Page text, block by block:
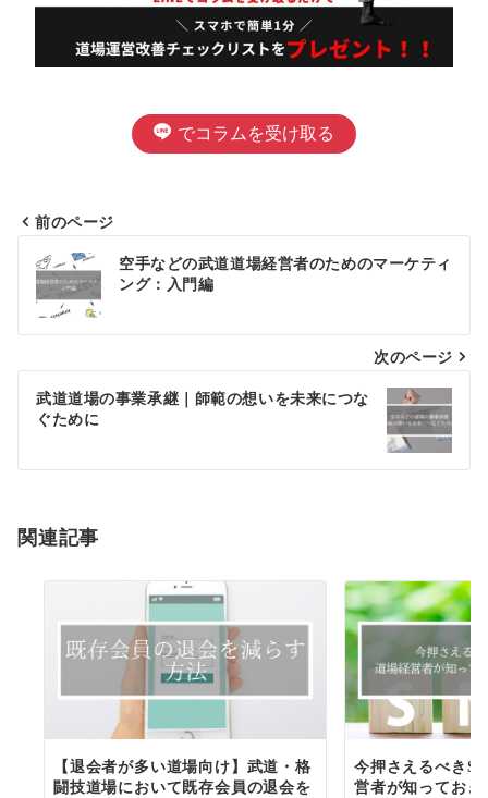
でコラムを受け取る
稿
ナ
ビ
ゲ
シ
ン
前のページ
空手などの武道道場経営者のためのマーケティ
ング：入門編
次のページ
武道道場の事業承継｜師範の想いを未来につな
ぐために
関連記事
【退会者が多い道場向け】武道・格
闘技道場において既存会員の退会を
今押さえるべき
営者が知ってお